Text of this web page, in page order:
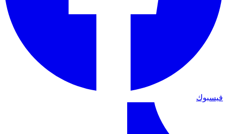
فيسبوك